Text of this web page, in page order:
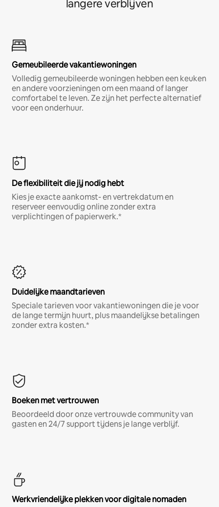
langere verblijven
Gemeubileerde vakantiewoningen
Volledig gemeubileerde woningen hebben een keuken
en andere voorzieningen om een maand of langer
comfortabel te leven. Ze zijn het perfecte alternatief
voor een onderhuur.
De flexibiliteit die jij nodig hebt
Kies je exacte aankomst- en vertrekdatum en
reserveer eenvoudig online zonder extra
verplichtingen of papierwerk.*
Duidelijke maandtarieven
Speciale tarieven voor vakantiewoningen die je voor
de lange termijn huurt, plus maandelijkse betalingen
zonder extra kosten.*
Boeken met vertrouwen
Beoordeeld door onze vertrouwde community van
gasten en 24/7 support tijdens je lange verblijf.
Werkvriendelijke plekken voor digitale nomaden